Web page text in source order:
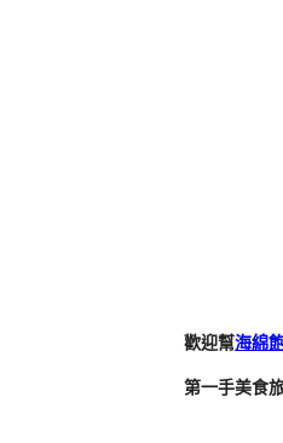
歡迎幫海綿
第一手美食